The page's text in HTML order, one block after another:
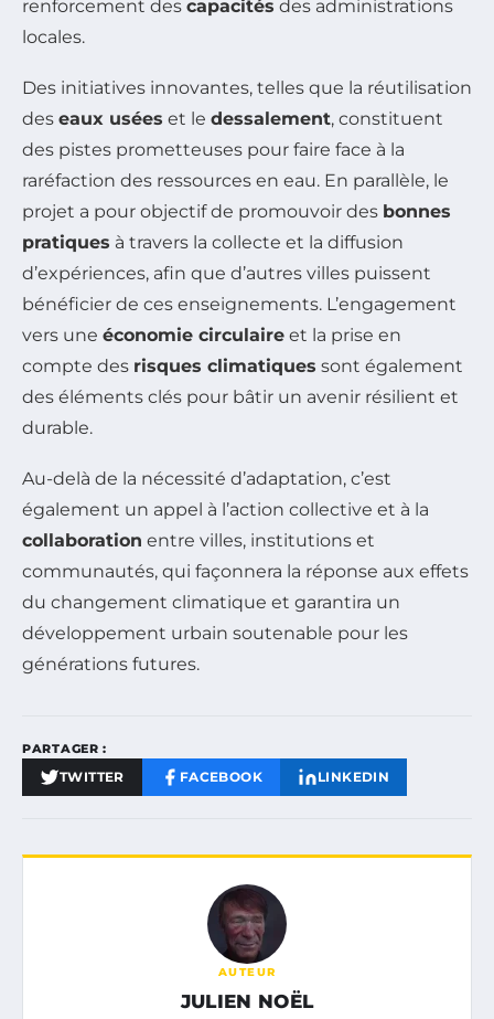
renforcement des capacités des administrations
locales.
Des initiatives innovantes, telles que la réutilisation
des eaux usées et le dessalement, constituent
des pistes prometteuses pour faire face à la
raréfaction des ressources en eau. En parallèle, le
projet a pour objectif de promouvoir des bonnes
pratiques à travers la collecte et la diffusion
d’expériences, afin que d’autres villes puissent
bénéficier de ces enseignements. L’engagement
vers une économie circulaire et la prise en
compte des risques climatiques sont également
des éléments clés pour bâtir un avenir résilient et
durable.
Au-delà de la nécessité d’adaptation, c’est
également un appel à l’action collective et à la
collaboration entre villes, institutions et
communautés, qui façonnera la réponse aux effets
du changement climatique et garantira un
développement urbain soutenable pour les
générations futures.
PARTAGER :
TWITTER FACEBOOK LINKEDIN
AUTEUR
JULIEN NOËL